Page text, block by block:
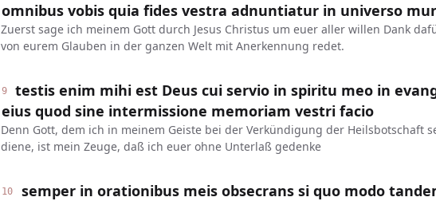
omnibus vobis quia fides vestra adnuntiatur in universo
Zuerst sage ich meinem Gott durch Jesus Christus um euer aller willen Dank
von eurem Glauben in der ganzen Welt mit Anerkennung redet.
9
testis enim mihi est Deus cui servio in spiritu meo in
eius quod sine intermissione memoriam vestri facio
Denn Gott, dem ich in meinem Geiste bei der Verkündigung der Heilsbotschaft
diene, ist mein Zeuge, daß ich euer ohne Unterlaß gedenke
10
semper in orationibus meis obsecrans si quo modo